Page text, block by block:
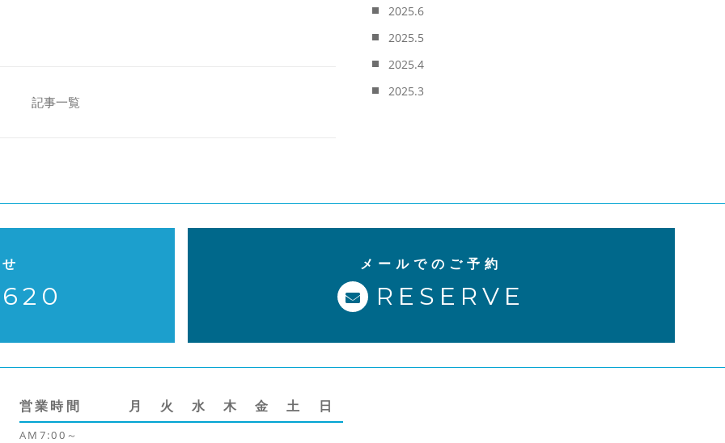
o
記事一覧
2025.6
2025.5
2025.4
2025.3
メールでのご予約
RESERVE
営業時間 月 火 水 木 金 土 日
AM7:00～